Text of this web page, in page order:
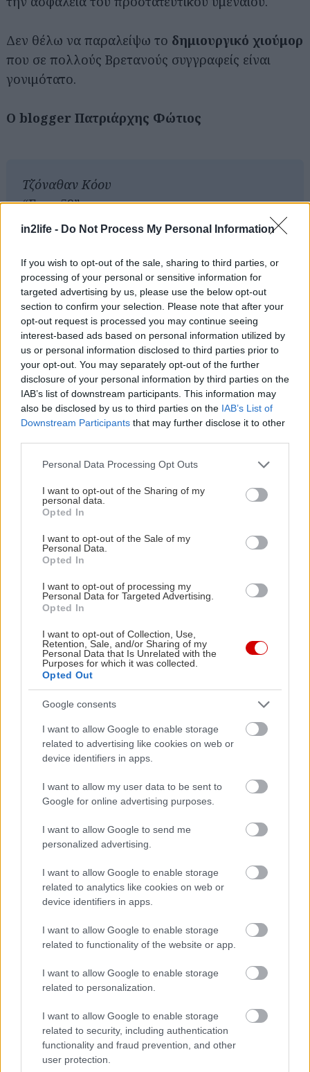
in2life - Do Not Process My Personal Information
If you wish to opt-out of the sale, sharing to third parties, or
processing of your personal or sensitive information for
targeted advertising by us, please use the below opt-out
section to confirm your selection. Please note that after your
opt-out request is processed you may continue seeing
interest-based ads based on personal information utilized by
us or personal information disclosed to third parties prior to
your opt-out. You may separately opt-out of the further
disclosure of your personal information by third parties on the
IAB’s list of downstream participants. This information may
also be disclosed by us to third parties on the IAB’s List of
Downstream Participants that may further disclose it to other
Please note that this website/app uses one or more Google
not limited to your visit or usage behaviour. You may click to
grant or deny consent to Google and its third-party tags to
use your data for below specified purposes in below Google
consent section.
Personal Data Processing Opt Outs
I want to opt-out of the Sharing of my
personal data.
Opted In
I want to opt-out of the Sale of my
Personal Data.
Opted In
I want to opt-out of processing my
Personal Data for Targeted Advertising.
Opted In
I want to opt-out of Collection, Use,
Retention, Sale, and/or Sharing of my
Personal Data that Is Unrelated with the
Purposes for which it was collected.
Opted Out
Google consents
I want to allow Google to enable storage
related to advertising like cookies on web or
device identifiers in apps.
I want to allow my user data to be sent to
Google for online advertising purposes.
I want to allow Google to send me
personalized advertising.
I want to allow Google to enable storage
related to analytics like cookies on web or
device identifiers in apps.
I want to allow Google to enable storage
related to functionality of the website or app.
I want to allow Google to enable storage
related to personalization.
I want to allow Google to enable storage
related to security, including authentication
functionality and fraud prevention, and other
user protection.
Δεν θέλω να παραλείψω το δημιουργικό χιούμορ
που σε πολλούς Βρετανούς συγγραφείς είναι
γονιμότατο.
Ο blogger Πατριάρχης Φώτιος
Τζόναθαν Κόου
“Expo 58”
μετ. Μ. Ζαχαριάδου
2013
σελ. 362
τιμή: 16,00 €
ΣΧΕΤΙΚΑ LINKS
Επισκεφθείτε το blog "Βιβλιοκαφέ"
Διαβάστε επίσης